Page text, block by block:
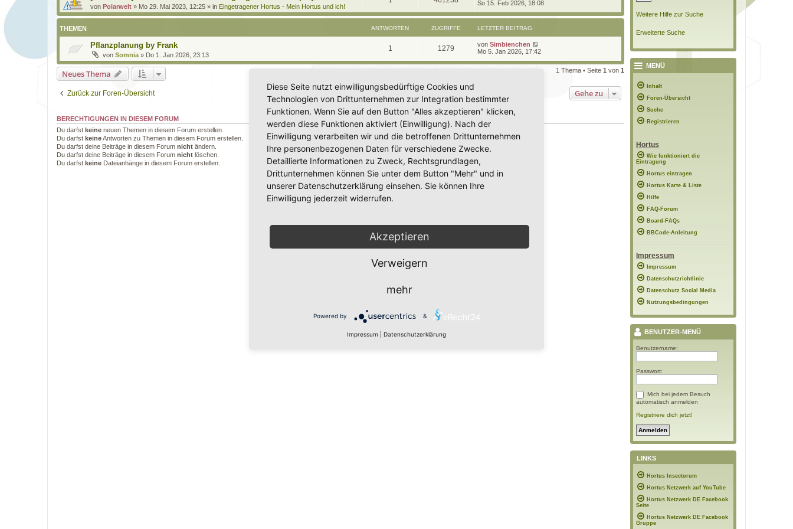
w
o
r
t
n
r
i
f
e
r
B
e
r
a
g
von Polarwelt » Mo 29. Mai 2023, 12:25 » in Eingetragener Hortus - Mein Hortus und ich!
n
t
o
t
e
n
u
g
i
e
e
z
e
r
B
e
t
So 15. Feb 2026, 18:08
THEMEN ANTWORTEN ZUGRIFFE LETZTER BEITRAG
Pflanzplanung by Frank
von Somnia » Do 1. Jan 2026, 23:13
1
n
o
r
t
n
1279
u
i
f
L
e
z
e
t
r
a
g
von Simbienchen
Mo 5. Jan 2026, 17:42
Neues Thema 1 Thema • Seite 1 von 1
Zurück zur Foren-Übersicht Gehe zu
BERECHTIGUNGEN IN DIESEM FORUM
Du darfst keine neuen Themen in diesem Forum erstellen.
Du darfst keineAntworten zu Themen in diesem Forum erstellen.
Du darfst deine Beiträge in diesem Forum nicht ändern.
Du darfst deine Beiträge in diesem Forum nicht löschen.
Du darfst keine Dateianhänge in diesem Forum erstellen.
Weitere Hilfe zur Suche
Erweiterte Suche
MENÜ
Inhalt
Foren-Übersicht
Suche
Registrieren
Hortus
Wie funktioniert die
Eintragung
Hortus eintragen
Hortus Karte & Liste
Hilfe
FAQ-Forum
Board-FAQs
BBCode-Anleitung
Impressum
Impressum
Datenschutzrichtlinie
Datenschutz Social Media
Nutzungsbedingungen
BENUTZER-MENÜ
Benutzername:
Passwort:
Mich bei jedem Besuch
automatisch anmelden
Registriere dich jetzt!
LINKS
Hortus Insectorum
Hortus Netzwerk auf YouTube
Hortus Netzwerk DE Facebook
Seite
Hortus Netzwerk DE Facebook
Gruppe
Diese Seite nutzt einwilligungsbedürftige Cookies und
Technologien von Drittunternehmen zur Integration bestimmter
Funktionen. Wenn Sie auf den Button "Alles akzeptieren" klicken,
werden diese Funktionen aktiviert (Einwilligung). Nach der
Einwilligung verarbeiten wir und die betroffenen Drittunternehmen
Ihre personenbezogenen Daten für verschiedene Zwecke.
Detaillierte Informationen zu Zweck, Rechtsgrundlagen,
Drittunternehmen können Sie unter dem Button "Mehr" und in
unserer Datenschutzerklärung einsehen. Sie können Ihre
Einwilligung jederzeit widerrufen.
Akzeptieren
Verweigern
mehr
Powered by &
Impressum Datenschutzerklärung